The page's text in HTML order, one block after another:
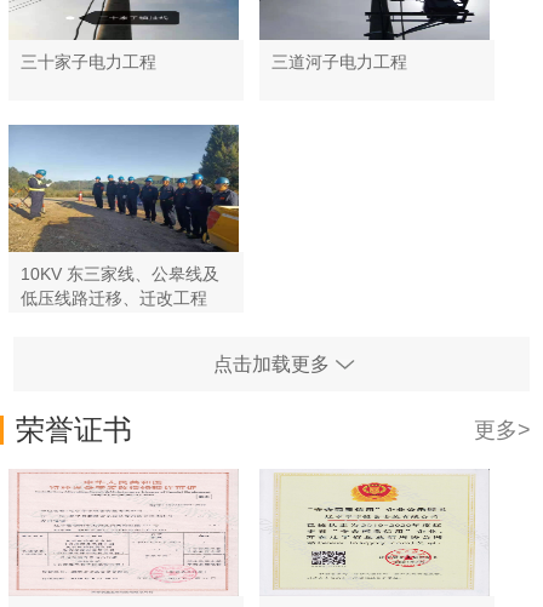
三十家子电力工程 三道河子电力工程
10KV 东三家线、公皋线及
低压线路迁移、迁改工程
点击加载更多
荣誉证书 更多>